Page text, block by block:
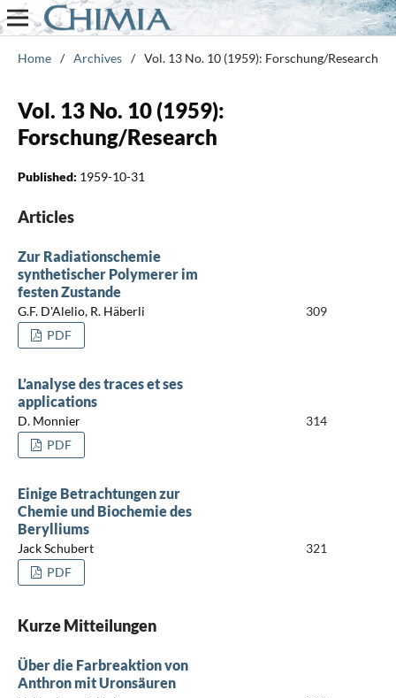
Home / Archives / Vol. 13 No. 10 (1959): Forschung/Research
Vol. 13 No. 10 (1959):
Forschung/Research
Published: 1959-10-31
Articles
Zur Radiationschemie
synthetischer Polymerer im
festen Zustande
G.F. D'Alelio, R. Häberli
309
PDF
L’analyse des traces et ses
applications
D. Monnier
314
PDF
Einige Betrachtungen zur
Chemie und Biochemie des
Berylliums
Jack Schubert
321
PDF
Kurze Mitteilungen
Über die Farbreaktion von
Anthron mit Uronsäuren